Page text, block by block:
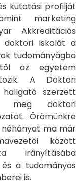
kutatási profilját
marketing
Akkreditációs
doktori iskolát a
tudományágba
az egyetem
A Doktori
hallgató szerzett
meg doktori
Örömünkre
ma már
között
irányításába
a tudományos
is.